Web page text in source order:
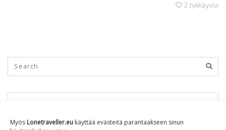
Myös Lonetraveller.eu käyttää evästeitä parantaakseen sinun
2 tykkäystä